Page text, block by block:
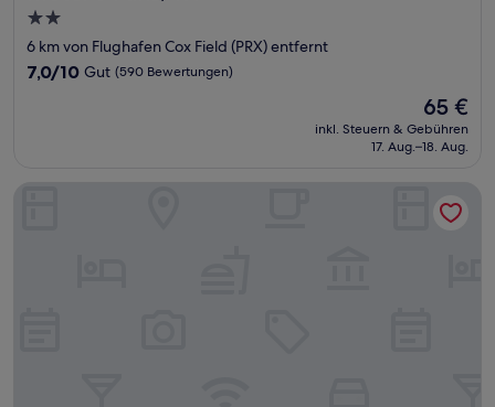
2.0-
Sterne-
Unterkunft
6 km von Flughafen Cox Field (PRX) entfernt
7.0
7,0/10 Gut (590 Bewertungen)
Der
Preis
beträgt
65 €
inkl. Steuern & Gebühren
17. Aug.–18. Aug.